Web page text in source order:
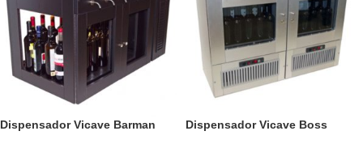
Dispensador Vicave Barman Dispensador Vicave Boss